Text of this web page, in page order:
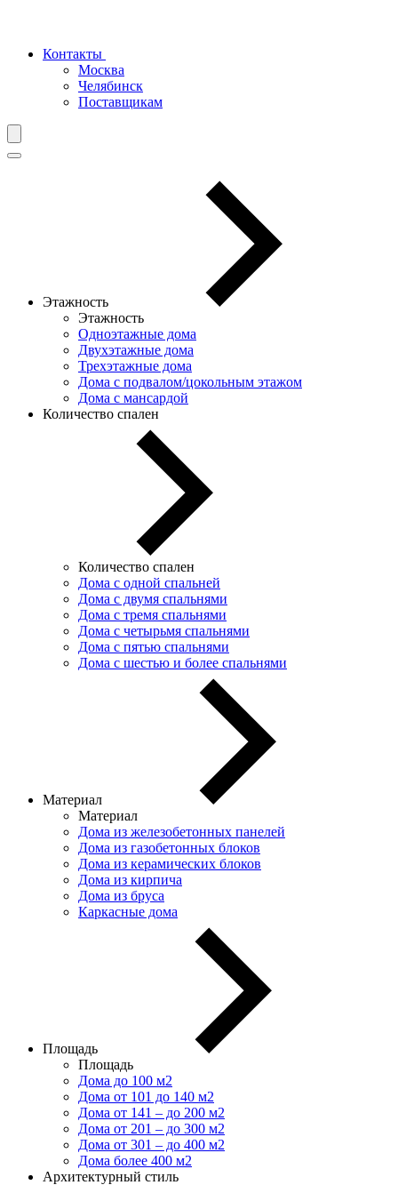
Контакты
Москва
Челябинск
Поставщикам
Этажность
Этажность
Одноэтажные дома
Двухэтажные дома
Трехэтажные дома
Дома с подвалом/цокольным этажом
Дома с мансардой
Количество спален
Количество спален
Дома с одной спальней
Дома с двумя спальнями
Дома с тремя спальнями
Дома с четырьмя спальнями
Дома с пятью спальнями
Дома с шестью и более спальнями
Материал
Материал
Дома из железобетонных панелей
Дома из газобетонных блоков
Дома из керамических блоков
Дома из кирпича
Дома из бруса
Каркасные дома
Площадь
Площадь
Дома до 100 м2
Дома от 101 до 140 м2
Дома от 141 – до 200 м2
Дома от 201 – до 300 м2
Дома от 301 – до 400 м2
Дома более 400 м2
Архитектурный стиль